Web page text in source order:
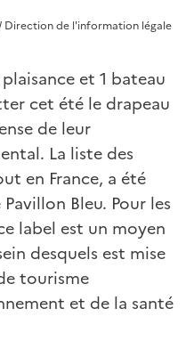
Direction de l'information légale
et 1 bateau
cet été le drapeau
de leur
La liste des
en France, a été
Bleu. Pour les
label est un moyen
desquels est mise
tourisme
et de la santé